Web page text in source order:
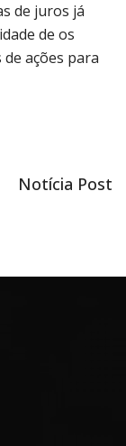
de juros já
de os
ações para
Próxima
Notícia Post